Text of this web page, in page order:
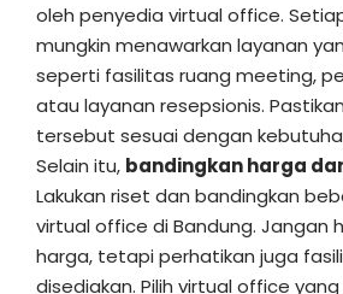
oleh penyedia virtual office.
mungkin menawarkan layanan
seperti fasilitas ruang meeting,
atau layanan resepsionis.
tersebut sesuai dengan
Selain itu, bandingkan harga
Lakukan riset dan bandingkan
virtual office di Bandung. Jangan
harga, tetapi perhatikan juga
disediakan. Pilih virtual office